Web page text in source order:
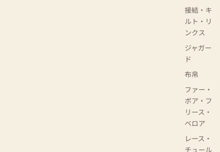
接結・キ
ルト・リ
ンクス
ジャガー
ド
布帛
ファー・
ボア・フ
リース・
ベロア
レース・
チュール